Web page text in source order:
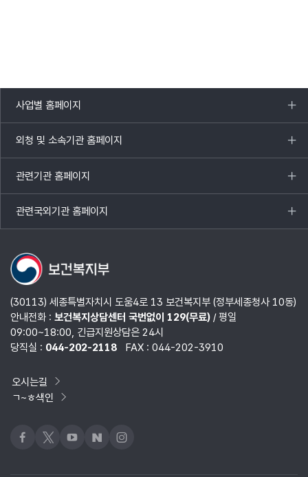
사업별 홈페이지
목록
열기
외청 및 소속기관 홈페이지
목록
열기
관련기관 홈페이지
목록
열기
관련국외기관 홈페이지
목록
열기
(30113) 세종특별자치시 도움4로 13 보건복지부 (정부세종청사 10동)
안내전화 : 보건복지상담센터 국번없이 129(무료)/ 평일
09:00~18:00, 긴급지원상담은 24시
당직실 : 044-202-2118 FAX : 044-202-3910
오시는길
ㄱ~ㅎ색인
페이스북
x 유튜브네이버블로그
인스타그램